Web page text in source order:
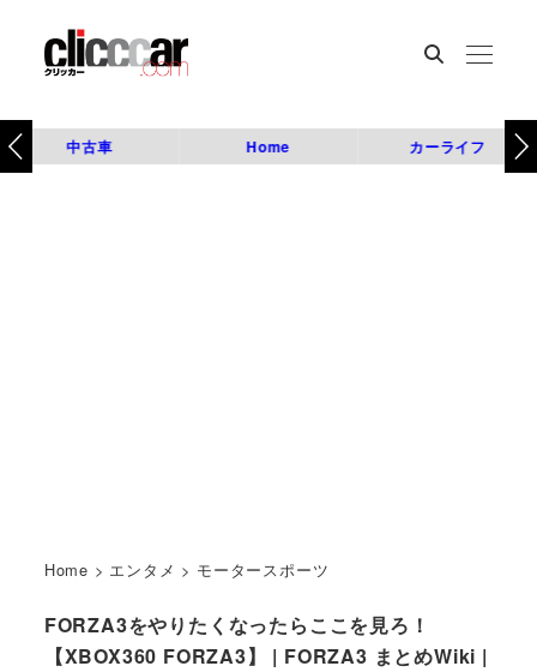
中古車 Home カーライフ
Home > エンタメ > モータースポーツ
FORZA3をやりたくなったらここを見ろ！
【XBOX360 FORZA3】 | FORZA3 まとめWiki |